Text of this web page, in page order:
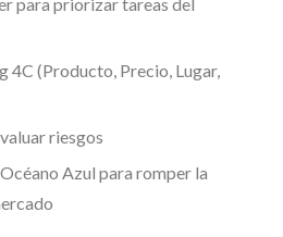
4C (Producto, Precio, Lugar,
riesgos
Azul para romper la